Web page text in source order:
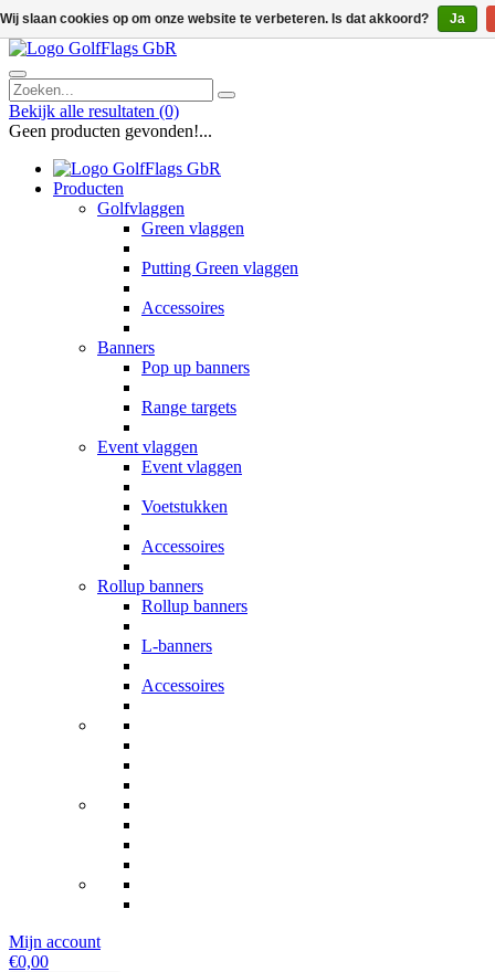
Bekijk alle resultaten (0)
Geen producten gevonden!...
Producten
Golfvlaggen
Green vlaggen
Putting Green vlaggen
Accessoires
Banners
Pop up banners
Range targets
Event vlaggen
Event vlaggen
Voetstukken
Accessoires
Rollup banners
Rollup banners
L-banners
Accessoires
Mijn account
€0,00
Wij slaan cookies op om onze website te verbeteren. Is dat akkoord? Ja